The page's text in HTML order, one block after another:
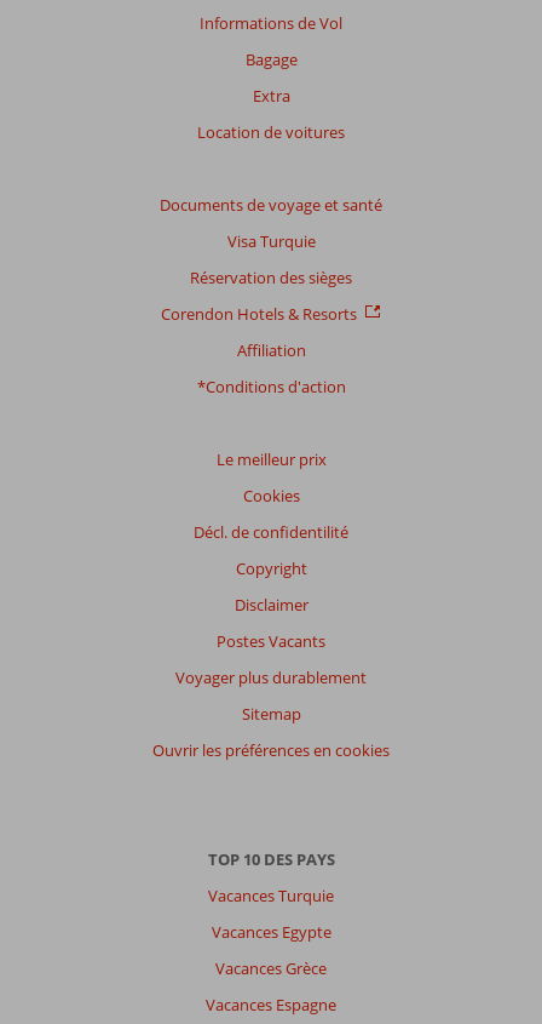
Informations de Vol
Bagage
Extra
Location de voitures
Documents de voyage et santé
Visa Turquie
Réservation des sièges
Corendon Hotels & Resorts
Affiliation
*Conditions d'action
Le meilleur prix
Cookies
Décl. de confidentilité
Copyright
Disclaimer
Postes Vacants
Voyager plus durablement
Sitemap
Ouvrir les préférences en cookies
TOP 10 DES PAYS
Vacances Turquie
Vacances Egypte
Vacances Grèce
Vacances Espagne